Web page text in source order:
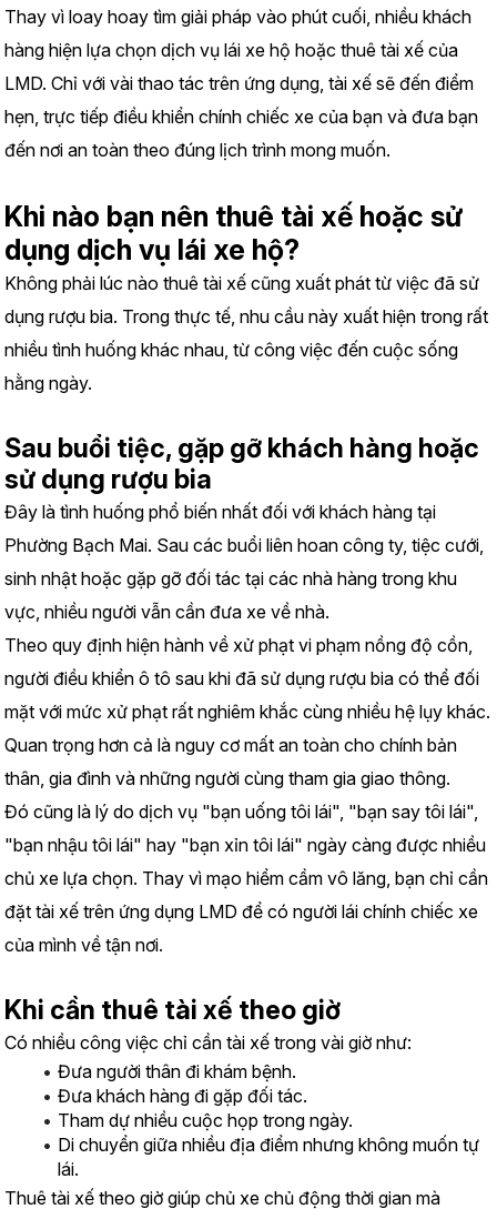
Thay vì loay hoay tìm giải pháp vào phút cuối, nhiều khách
hàng hiện lựa chọn dịch vụ lái xe hộ hoặc thuê tài xế của
LMD. Chỉ với vài thao tác trên ứng dụng, tài xế sẽ đến điểm
hẹn, trực tiếp điều khiển chính chiếc xe của bạn và đưa bạn
đến nơi an toàn theo đúng lịch trình mong muốn.
Khi nào bạn nên thuê tài xế hoặc sử
dụng dịch vụ lái xe hộ?
Không phải lúc nào thuê tài xế cũng xuất phát từ việc đã sử
dụng rượu bia. Trong thực tế, nhu cầu này xuất hiện trong rất
nhiều tình huống khác nhau, từ công việc đến cuộc sống
hằng ngày.
Sau buổi tiệc, gặp gỡ khách hàng hoặc
sử dụng rượu bia
Đây là tình huống phổ biến nhất đối với khách hàng tại
Phường Bạch Mai. Sau các buổi liên hoan công ty, tiệc cưới,
sinh nhật hoặc gặp gỡ đối tác tại các nhà hàng trong khu
vực, nhiều người vẫn cần đưa xe về nhà.
Theo quy định hiện hành về xử phạt vi phạm nồng độ cồn,
người điều khiển ô tô sau khi đã sử dụng rượu bia có thể đối
mặt với mức xử phạt rất nghiêm khắc cùng nhiều hệ lụy khác.
Quan trọng hơn cả là nguy cơ mất an toàn cho chính bản
thân, gia đình và những người cùng tham gia giao thông.
Đó cũng là lý do dịch vụ "bạn uống tôi lái", "bạn say tôi lái",
"bạn nhậu tôi lái" hay "bạn xỉn tôi lái" ngày càng được nhiều
chủ xe lựa chọn. Thay vì mạo hiểm cầm vô lăng, bạn chỉ cần
đặt tài xế trên ứng dụng LMD để có người lái chính chiếc xe
của mình về tận nơi.
Khi cần thuê tài xế theo giờ
Có nhiều công việc chỉ cần tài xế trong vài giờ như:
Đưa người thân đi khám bệnh.
Đưa khách hàng đi gặp đối tác.
Tham dự nhiều cuộc họp trong ngày.
Di chuyển giữa nhiều địa điểm nhưng không muốn tự
lái.
Thuê tài xế theo giờ giúp chủ xe chủ động thời gian mà